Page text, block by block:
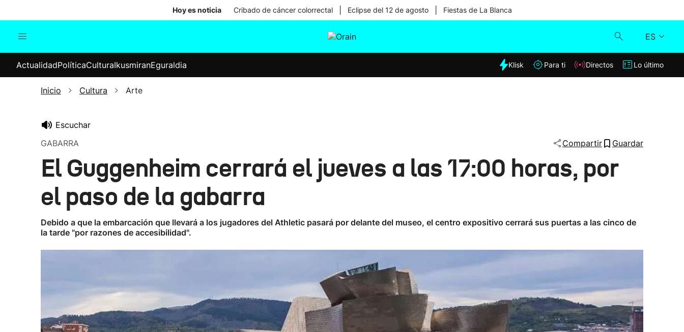
Hoy es noticia Cribado de cáncer colorrectal Eclipse del 12 de agosto Fiestas de La Blanca
ES
Internacional
Elecciones
Klisk
ActualidadPolíticaCulturaIkusmiranEguraldia Klisk Para ti Directos Lo último
Inicio Cultura Arte
Escuchar
GABARRA
Compartir Guardar
El Guggenheim cerrará el jueves a las 17:00 horas, por
el paso de la gabarra
Debido a que la embarcación que llevará a los jugadores del Athletic pasará por delante del museo, el centro expositivo cerrará sus puertas a las cinco de
la tarde "por razones de accesibilidad".